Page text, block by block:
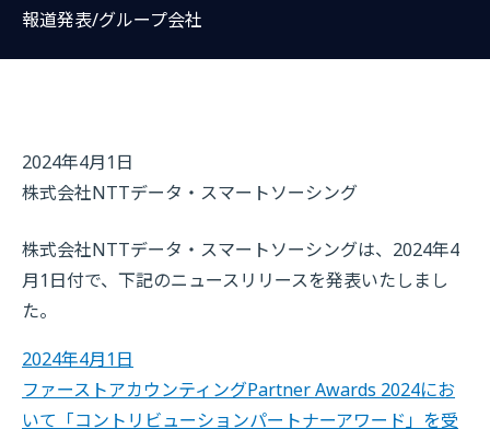
報道発表/グループ会社
2024年4月1日
株式会社NTTデータ・スマートソーシング
株式会社NTTデータ・スマートソーシングは、2024年4
月1日付で、下記のニュースリリースを発表いたしまし
た。
2024年4月1日
ファーストアカウンティングPartner Awards 2024にお
いて「コントリビューションパートナーアワード」を受